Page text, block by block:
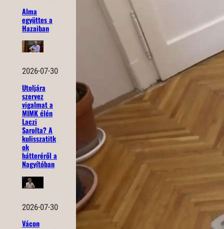
Alma
együttes a
Hazaiban
2026-07-30
Utoljára
szervez
vigalmat a
MIMK élén
Laczi
Sarolta? A
kulisszatitk
ok
hátteréről a
Nagyítóban
2026-07-30
Vácon